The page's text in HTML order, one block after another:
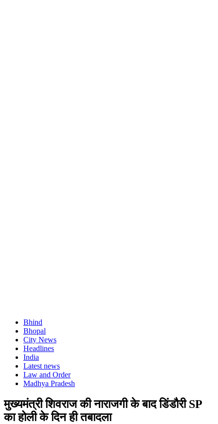
Bhind
Bhopal
City News
Headlines
India
Latest news
Law and Order
Madhya Pradesh
मुख्यमंत्री शिवराज की नाराजगी के बाद डिंडौरी SP
का होली के दिन ही तबादला